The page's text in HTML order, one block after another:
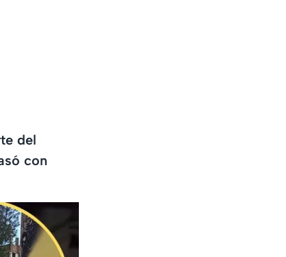
del
con